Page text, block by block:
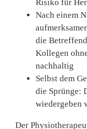
Risiko für
Nach einem
die
Kollegen
nachhaltig
Selbst dem
die Sprünge:
wiedergeben
Der